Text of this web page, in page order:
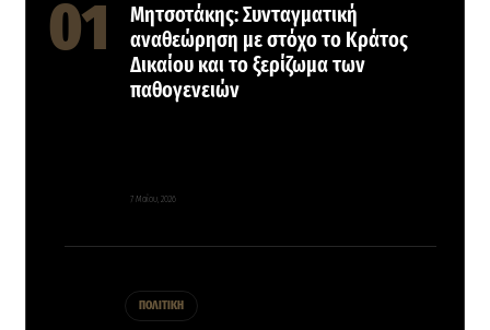
Μητσοτάκης: Συνταγματική
αναθεώρηση με στόχο το Κράτος
Δικαίου και το ξερίζωμα των
παθογενειών
7 Μαΐου, 2026
ΠΟΛΙΤΙΚΗ